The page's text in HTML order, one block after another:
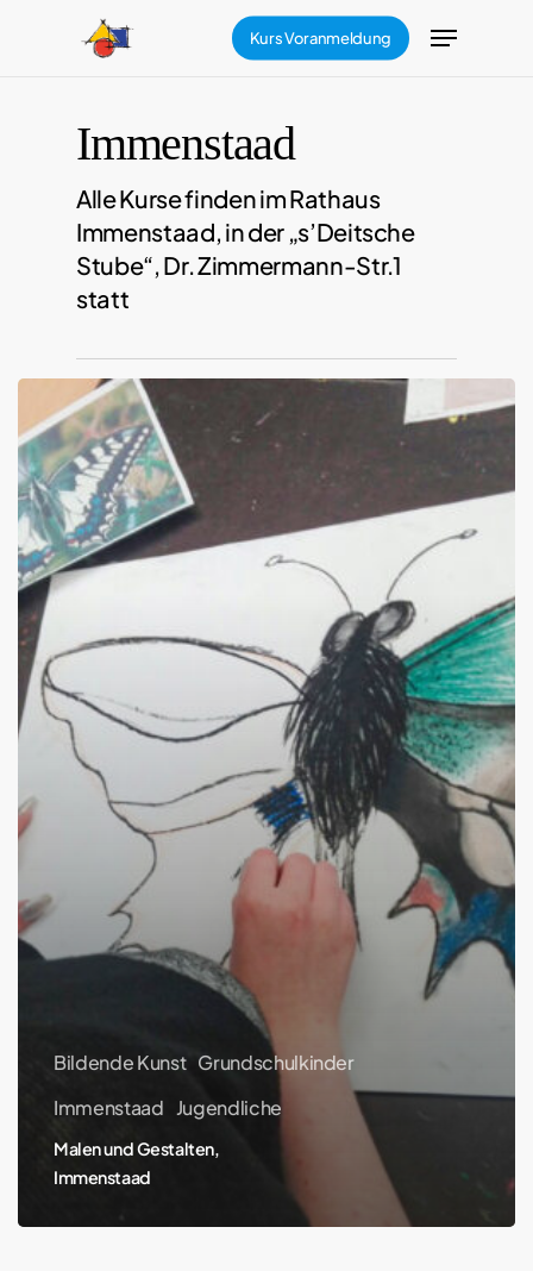
Kurs Voranmeldung Menu
Immenstaad
Alle Kurse finden im Rathaus
Immenstaad, in der „s’Deitsche
Stube“, Dr. Zimmermann-Str.1
statt
Bildende Kunst Grundschulkinder
Immenstaad Jugendliche
Malen und Gestalten,
Immenstaad